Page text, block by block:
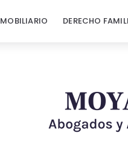
DERECHO